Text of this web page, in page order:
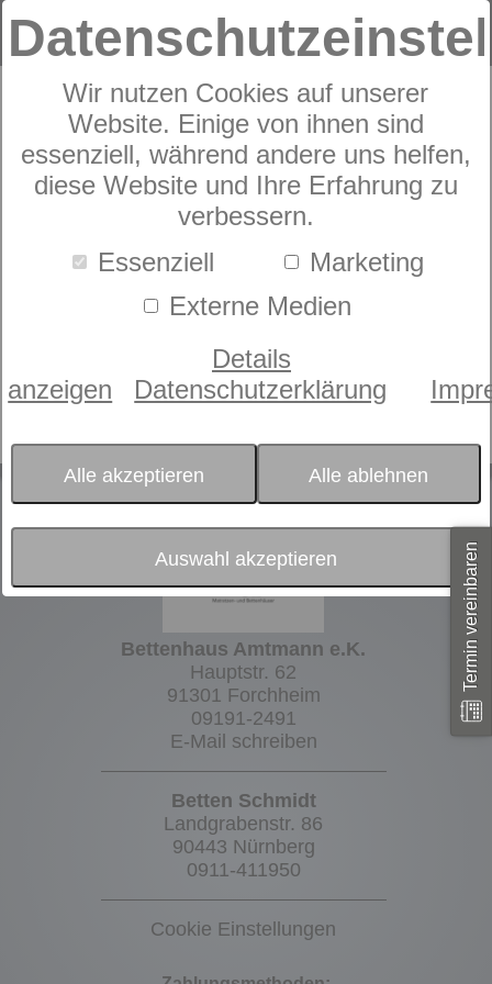
Wir nutzen Cookies auf unserer
Website. Einige von ihnen sind
essenziell, während andere uns helfen,
diese Website und Ihre Erfahrung zu
verbessern.
Essenziell
Marketing
Externe Medien
Details
anzeigen
Datenschutzerklärung
Alle akzeptieren Alle ablehnen
Auswahl akzeptieren
Produkte Textilien
Spannbetttücher und
Hygieneauflagen
Sympathica Spannbetttuch Nova
Produkte
Sympathica
Spannbetttuch Nova
- bitte wählen -
Termin vereinbaren
Bettenhaus Amtmann e.K.
Hauptstr. 62
91301 Forchheim
09191-2491
E-Mail schreiben
Betten Schmidt
Landgrabenstr. 86
90443 Nürnberg
0911-411950
Cookie Einstellungen